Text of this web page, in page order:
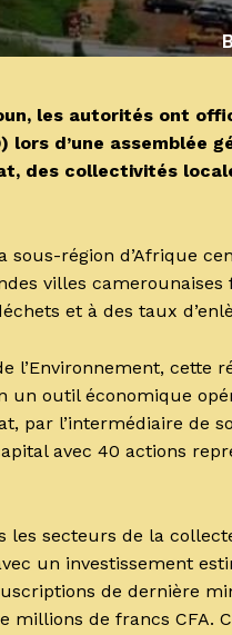
les autorités ont
lors d’une assemblée
des collectivités
sous-région d’Afrique
villes
et à des taux
l’Environnement, cette
outil économique
par l’intermédiaire de
avec 40 actions
les secteurs de la
un investissement
de dernière
millions de francs CFA.